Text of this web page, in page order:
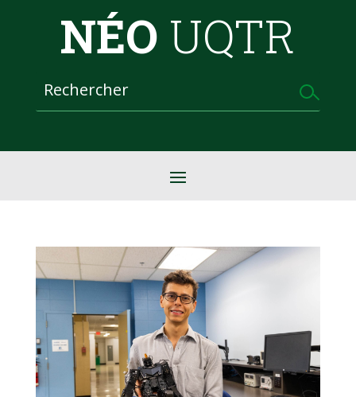
NÉO UQTR